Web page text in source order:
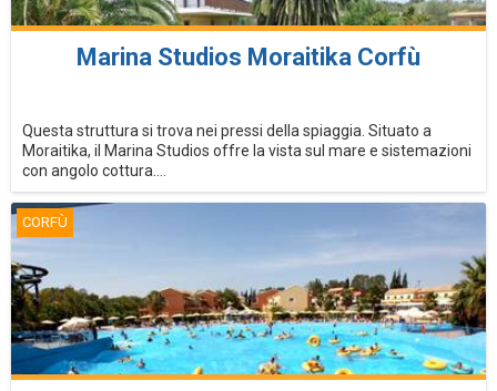
Marina Studios Moraitika Corfù
Questa struttura si trova nei pressi della spiaggia. Situato a
Moraitika, il Marina Studios offre la vista sul mare e sistemazioni
con angolo cottura....
CORFÙ